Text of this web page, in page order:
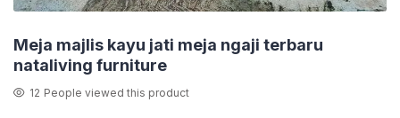
Meja majlis kayu jati meja ngaji terbaru
nataliving furniture
12 People viewed this product